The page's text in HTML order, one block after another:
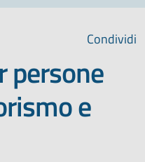
Condividi
persone
e